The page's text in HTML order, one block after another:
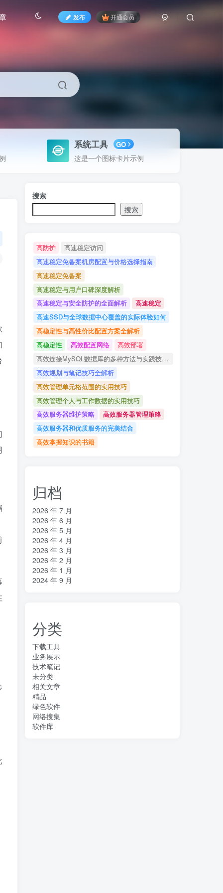
发布 开通会员
系统工具 GO
这是一个图标卡片示例
搜索
搜索
高防护
高速稳定访问
高速稳定免备案机房配置与价格选择指南
高速稳定免备案
高速稳定与用户口碑深度解析
高速稳定与安全防护的全面解析
高速稳定
高速SSD与全球数据中心覆盖的实际体验如何
高稳定性与高性价比配置方案全解析
高稳定性
高效配置网络
高效部署
高效连接MySQL数据库的多种方法与实践技巧详解
高效规划与笔记技巧全解析
高效管理单元格范围的实用技巧
高效管理个人与工作数据的实用技巧
高效服务器维护策略
高效服务器管理策略
高效服务器和优质服务的完美结合
高效掌握知识的书籍
归档
2026 年 7 月
2026 年 6 月
2026 年 5 月
2026 年 4 月
2026 年 3 月
2026 年 2 月
2026 年 1 月
2024 年 9 月
分类
下载工具
业务展示
技术笔记
未分类
相关文章
精品
绿色软件
网络搜集
软件库